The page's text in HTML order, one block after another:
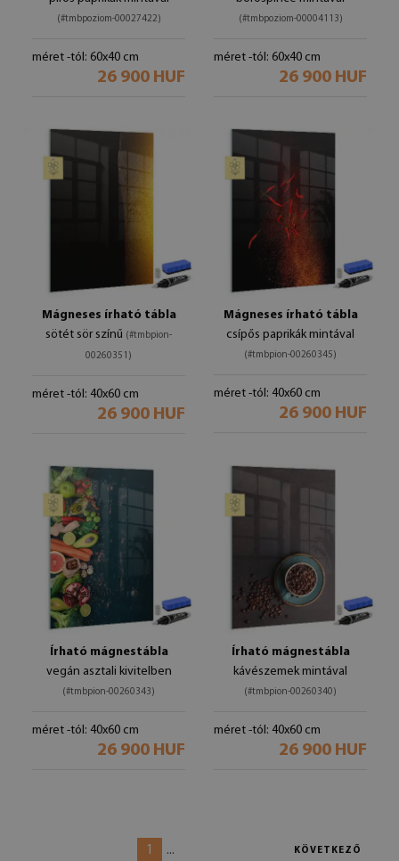
(#tmbpoziom-00027422)
méret -tól: 60x40 cm
26 900 HUF
(#tmbpoziom-00004113)
méret -tól: 60x40 cm
26 900 HUF
Mágneses írható tábla
sötét sör színű (#tmbpion-
00260351)
méret -tól: 40x60 cm
26 900 HUF
Mágneses írható tábla
csípős paprikák mintával
(#tmbpion-00260345)
méret -tól: 40x60 cm
26 900 HUF
Írható mágnestábla
vegán asztali kivitelben
(#tmbpion-00260343)
méret -tól: 40x60 cm
26 900 HUF
Írható mágnestábla
kávészemek mintával
(#tmbpion-00260340)
méret -tól: 40x60 cm
26 900 HUF
1 ... KÖVETKEZŐ